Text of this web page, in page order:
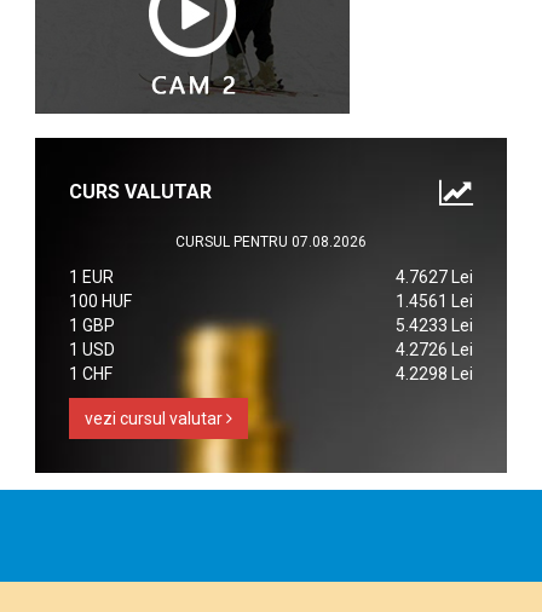
CURS VALUTAR
CURSUL PENTRU 07.08.2026
1 EUR
4.7627 Lei
100 HUF
1.4561 Lei
1 GBP
5.4233 Lei
1 USD
4.2726 Lei
1 CHF
4.2298 Lei
vezi cursul valutar